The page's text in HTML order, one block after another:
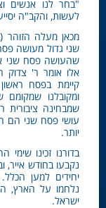
"בחר לנו אנשים
לעשות, והקב"ה
מכאן מעלה
שני גדול מעושה
שהעושה פסח שני
אלו אומר ר' צדוק
קיימת בפסח
ומקובלנו
שמבחינה ציבורית
עושי פסח שני הם
יותר.
בדורנו זכינו
נקבעו בחודש אייר,
יחידים למען
נלחמו על הארץ,
ישראל.